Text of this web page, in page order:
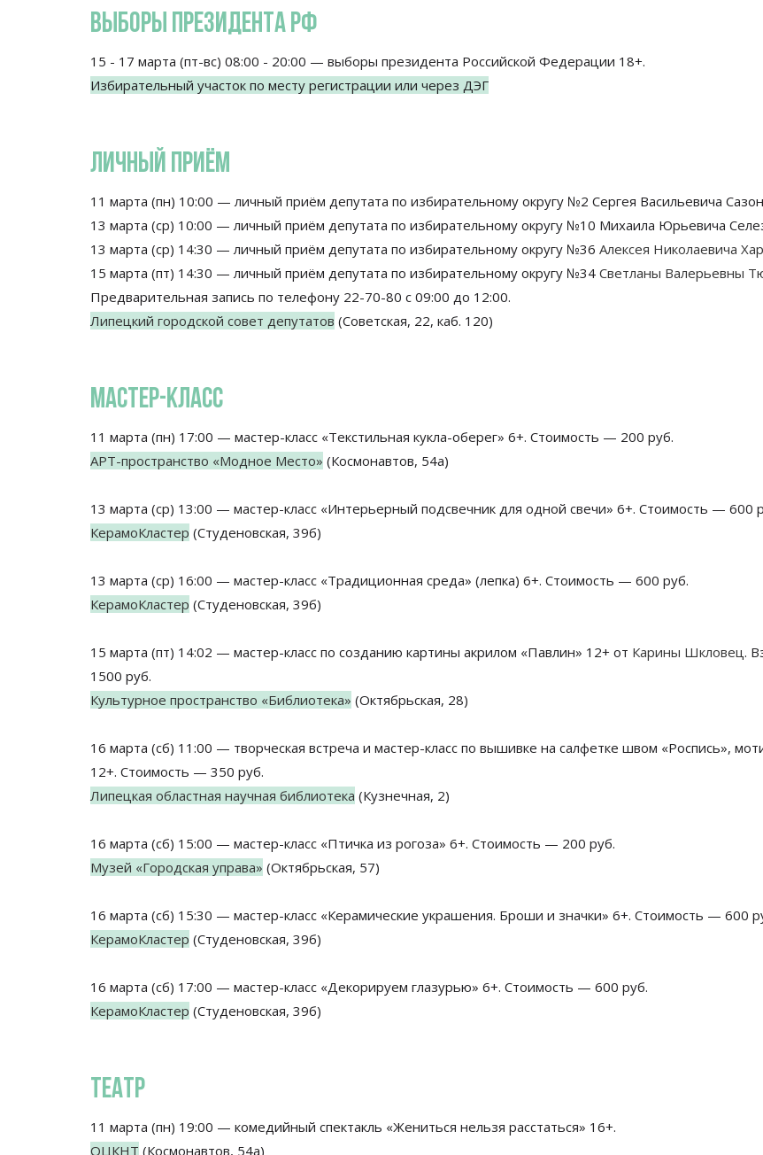
ВЫБОРЫ ПРЕЗИДЕНТА РФ
15 - 17 марта (пт-вс) 08:00 - 20:00 — выборы президента Российской Федерации 18+.
Избирательный участок по месту регистрации или через ДЭГ
ЛИЧНЫЙ ПРИЁМ
11 марта (пн) 10:00 — личный приём депутата по избирательному округу №2 Сергея Васильевича
13 марта (ср) 10:00 — личный приём депутата по избирательному округу №10 Михаила Юрьевича
13 марта (ср) 14:30 — личный приём депутата по избирательному округу №36 Алексея Николаевича
15 марта (пт) 14:30 — личный приём депутата по избирательному округу №34 Светланы Валерьевны
Предварительная запись по телефону 22-70-80 с 09:00 до 12:00.
Липецкий городской совет депутатов (Советская, 22, каб. 120)
МАСТЕР-КЛАСС
11 марта (пн) 17:00 — мастер-класс «Текстильная кукла-оберег» 6+. Стоимость — 200 руб.
AРТ-пространство «Модное Место» (Космонавтов, 54а)
13 марта (ср) 13:00 — мастер-класс «Интерьерный подсвечник для одной свечи» 6+. Стоимость — 600
КерамоКластер (Студеновская, 39б)
13 марта (ср) 16:00 — мастер-класс «Традиционная среда» (лепка) 6+. Стоимость — 600 руб.
КерамоКластер (Студеновская, 39б)
15 марта (пт) 14:02 — мастер-класс по созданию картины акрилом «Павлин» 12+ от Карины Шкловец .
1500 руб.
Культурное пространство «Библиотека» (Октябрьская, 28)
16 марта (сб) 11:00 — творческая встреча и мастер-класс по вышивке на салфетке швом «Роспись»,
12+. Стоимость — 350 руб.
Липецкая областная научная библиотека (Кузнечная, 2)
16 марта (сб) 15:00 — мастер-класс «Птичка из рогоза» 6+. Стоимость — 200 руб.
Музей «Городская управа» (Октябрьская, 57)
16 марта (сб) 15:30 — мастер-класс «Керамические украшения. Броши и значки» 6+. Стоимость — 600
КерамоКластер (Студеновская, 39б)
16 марта (сб) 17:00 — мастер-класс «Декорируем глазурью» 6+. Стоимость — 600 руб.
КерамоКластер (Студеновская, 39б)
ТЕАТР
11 марта (пн) 19:00 — комедийный спектакль «Жениться нельзя расстаться» 16+.
ОЦКНТ (Космонавтов, 54а)